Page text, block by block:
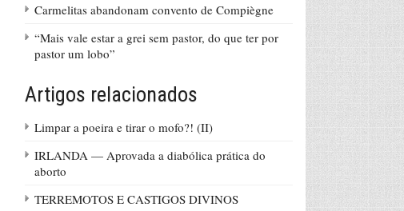
Carmelitas abandonam convento de Compiègne
“Mais vale estar a grei sem pastor, do que ter por
pastor um lobo”
Artigos relacionados
Limpar a poeira e tirar o mofo?! (II)
IRLANDA — Aprovada a diabólica prática do
aborto
TERREMOTOS E CASTIGOS DIVINOS